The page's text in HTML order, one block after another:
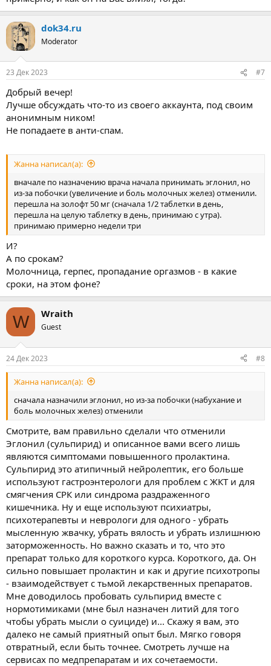
dok34.ru
Moderator
23 Дек 2023 #7
Добрый вечер!
Лучше обсуждать что-то из своего аккаунта, под своим
анонимным ником!
Не попадаете в анти-спам.
Жанна написал(а):
вначале по назначению врача начала принимать эглонил, но
из-за побочки (увеличение и боль молочных желез) отменили.
перешла на золофт 50 мг (сначала 1/2 таблетки в день,
перешла на целую таблетку в день, принимаю с утра).
принимаю примерно недели три
И?
А по срокам?
Молочница, герпес, пропадание оргазмов - в какие
сроки, на этом фоне?
W Wraith
Guest
24 Дек 2023 #8
Жанна написал(а):
сначала назначили эглонил, но из-за побочки (набухание и
боль молочных желез) отменили
Смотрите, вам правильно сделали что отменили
Эглонил (сульпирид) и описанное вами всего лишь
являются симптомами повышенного пролактина.
Сульпирид это атипичный нейролептик, его больше
используют гастроэнтерологи для проблем с ЖКТ и для
смягчения СРК или синдрома раздраженного
кишечника. Ну и еще используют психиатры,
психотерапевты и неврологи для одного - убрать
мысленную жвачку, убрать вялость и убрать излишнюю
заторможенность. Но важно сказать и то, что это
препарат только для короткого курса. Короткого, да. Он
сильно повышает пролактин и как и другие психотропы
- взаимодействует с тьмой лекарственных препаратов.
Мне доводилось пробовать сульпирид вместе с
нормотимиками (мне был назначен литий для того
чтобы убрать мысли о суициде) и... Скажу я вам, это
далеко не самый приятный опыт был. Мягко говоря
отвратный, если быть точнее. Смотреть лучше на
сервисах по медпрепаратам и их сочетаемости.